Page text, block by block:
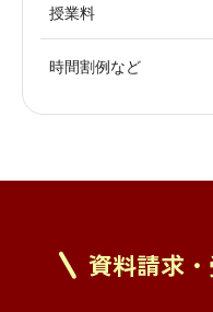
授業料
時間割例など
資料請求